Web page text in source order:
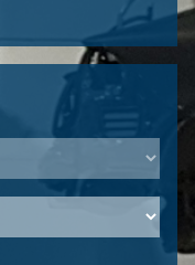
Volvo Verkaufen?
Nicht gefunden?